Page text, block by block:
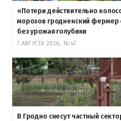
«Потери действительно
морозов гродненский фермер
без урожая голубики
7 АВГУСТА 2026, 16:47
В Гродно снесут частный